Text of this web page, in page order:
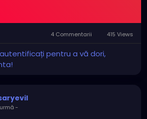
4 Commentarii 415 Views
pentru a vă dori,
-